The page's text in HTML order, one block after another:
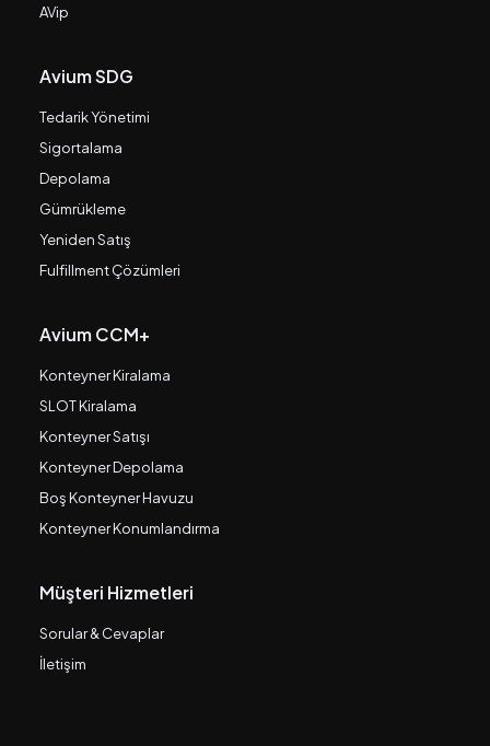
AVip
Avium SDG
Tedarik Yönetimi
Sigortalama
Depolama
Gümrükleme
Yeniden Satış
Fulfillment Çözümleri
Avium CCM+
Konteyner Kiralama
SLOT Kiralama
Konteyner Satışı
Konteyner Depolama
Boş Konteyner Havuzu
Konteyner Konumlandırma
Müşteri Hizmetleri
Sorular & Cevaplar
İletişim